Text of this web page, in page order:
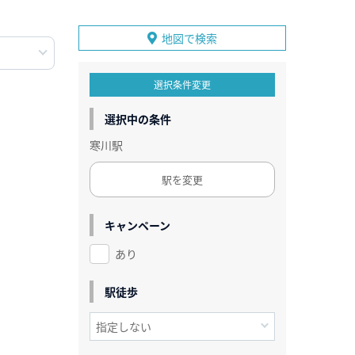
地図で検索
選択条件変更
選択中の条件
寒川駅
駅を変更
キャンペーン
あり
駅徒歩